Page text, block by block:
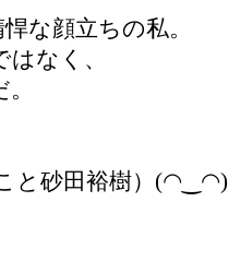
な顔立ちの私。
なく、
と砂田裕樹）(◠‿◠)